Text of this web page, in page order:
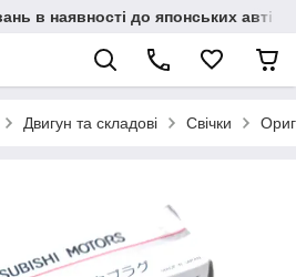
в наявності до японських
Двигун та складові Свічки